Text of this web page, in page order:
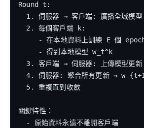
Round t:
1. 伺服器 → 客戶端: 廣播全域模
  2. 每個客戶端 k:
- 在本地資料上訓練 E 個
     - 得到本地模型 w_t^k
3. 客戶端 → 伺服器: 上傳模型更
4. 伺服器: 聚合所有更新 →
  5. 重複直到收斂
關鍵特性：
  - 原始資料永遠不離開客戶端